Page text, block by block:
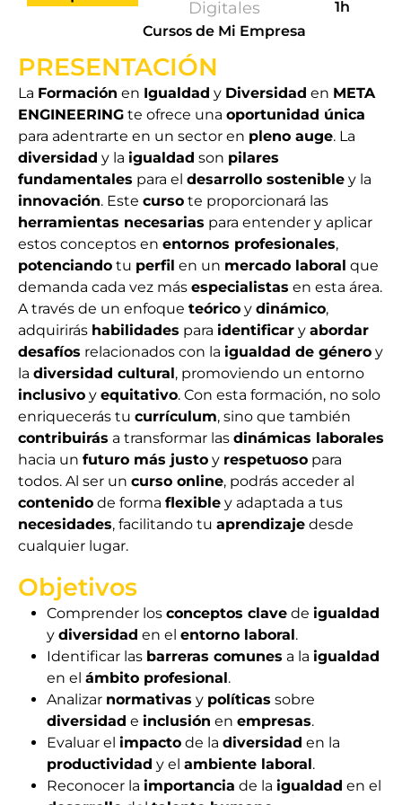
Digitales
Cursos de Mi Empresa
1h
PRESENTACIÓN
La Formación en Igualdad y Diversidad en META
ENGINEERING te ofrece una oportunidad única
para adentrarte en un sector en pleno auge. La
diversidad y la igualdad son pilares
fundamentales para el desarrollo sostenible y la
innovación. Este curso te proporcionará las
herramientas necesarias para entender y aplicar
estos conceptos en entornos profesionales,
potenciando tu perfil en un mercado laboral que
demanda cada vez más especialistas en esta área.
A través de un enfoque teórico y dinámico,
adquirirás habilidades para identificar y abordar
desafíos relacionados con la igualdad de género y
la diversidad cultural, promoviendo un entorno
inclusivo y equitativo. Con esta formación, no solo
enriquecerás tu currículum, sino que también
contribuirás a transformar las dinámicas laborales
hacia un futuro más justo y respetuoso para
todos. Al ser un curso online, podrás acceder al
contenido de forma flexible y adaptada a tus
necesidades, facilitando tu aprendizaje desde
cualquier lugar.
Objetivos
Comprender los conceptos clave de igualdad
y diversidad en el entorno laboral.
Identificar las barreras comunes a la igualdad
en el ámbito profesional.
Analizar normativas y políticas sobre
diversidad e inclusión en empresas.
Evaluar el impacto de la diversidad en la
productividad y el ambiente laboral.
Reconocer la importancia de la igualdad en el